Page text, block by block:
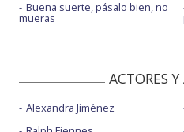
Buena suerte, pásalo bien, no
mueras
ACTORES Y
Alexandra Jiménez